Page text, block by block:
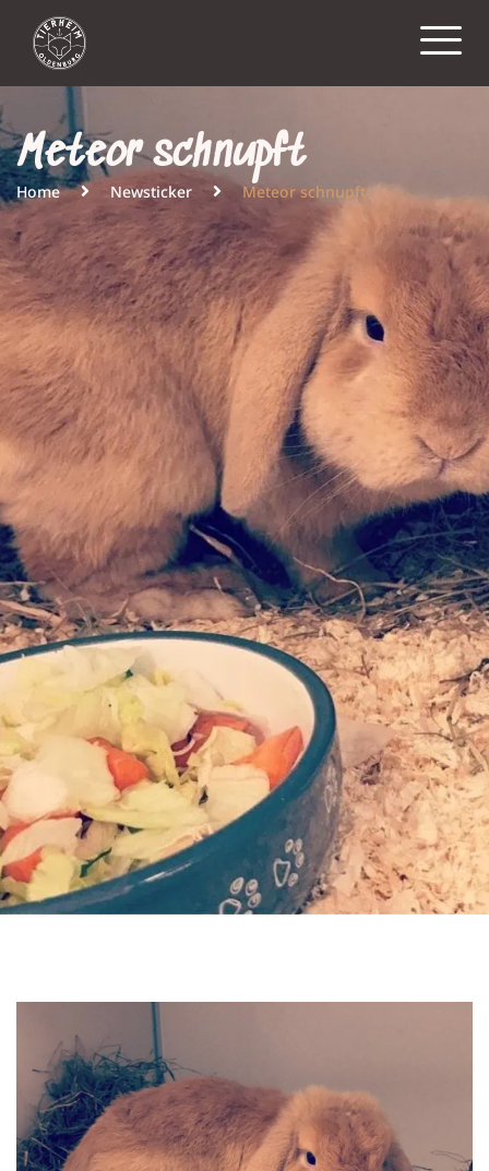
Meteor schnupft
Home Newsticker Meteor schnupft